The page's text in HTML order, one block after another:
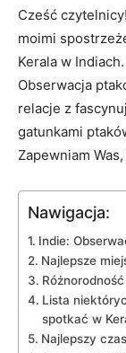
Cześć
moimi
Kerala w
Obserwacja
relacje z
gatunkami
Zapewniam
Nawigacja:
Indie:
Najlepsze
Lista
spotkać w
Najlepszy